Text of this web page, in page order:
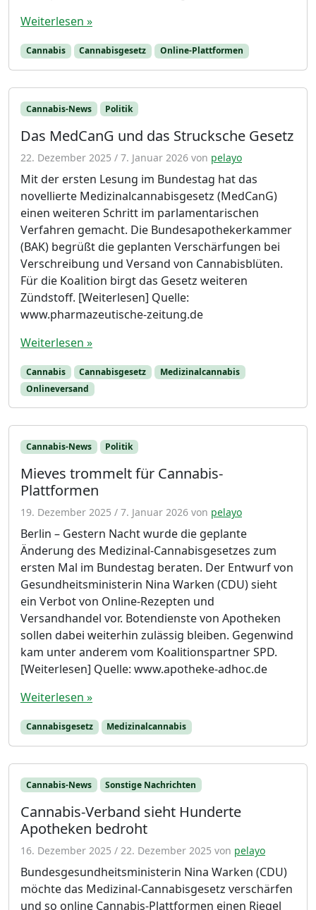
Weiterlesen »
Cannabis Cannabisgesetz Online-Plattformen
Cannabis-News Politik
Das MedCanG und das Strucksche Gesetz
22. Dezember 2025 / 7. Januar 2026 von pelayo
Mit der ersten Lesung im Bundestag hat das
novellierte Medizinalcannabisgesetz (MedCanG)
einen weiteren Schritt im parlamentarischen
Verfahren gemacht. Die Bundesapothekerkammer
(BAK) begrüßt die geplanten Verschärfungen bei
Verschreibung und Versand von Cannabisblüten.
Für die Koalition birgt das Gesetz weiteren
Zündstoff. [Weiterlesen] Quelle:
www.pharmazeutische-zeitung.de
Weiterlesen »
Cannabis Cannabisgesetz
Medizinalcannabis
Onlineversand
Cannabis-News Politik
Mieves trommelt für Cannabis-
Plattformen
19. Dezember 2025 / 7. Januar 2026 von pelayo
Berlin – Gestern Nacht wurde die geplante
Änderung des Medizinal-Cannabisgesetzes zum
ersten Mal im Bundestag beraten. Der Entwurf von
Gesundheitsministerin Nina Warken (CDU) sieht
ein Verbot von Online-Rezepten und
Versandhandel vor. Botendienste von Apotheken
sollen dabei weiterhin zulässig bleiben. Gegenwind
kam unter anderem vom Koalitionspartner SPD.
[Weiterlesen] Quelle: www.apotheke-adhoc.de
Weiterlesen »
Cannabisgesetz Medizinalcannabis
Cannabis-News Sonstige Nachrichten
Cannabis-Verband sieht Hunderte
Apotheken bedroht
16. Dezember 2025 / 22. Dezember 2025 von pelayo
Bundesgesundheitsministerin Nina Warken (CDU)
möchte das Medizinal-Cannabisgesetz verschärfen
und so online Cannabis-Plattformen einen Riegel